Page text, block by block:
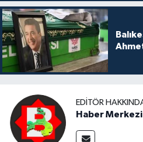
EDITÖR
Haber Merkezi